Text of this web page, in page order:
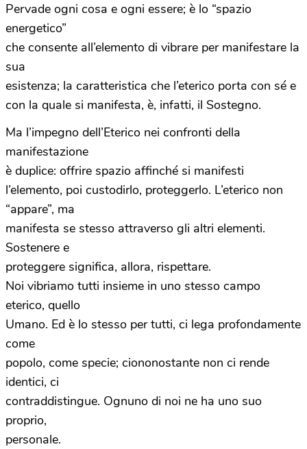
Pervade ogni cosa e ogni essere; è lo “spazio
energetico”
che consente all’elemento di vibrare per manifestare la
sua
esistenza; la caratteristica che l’eterico porta con sé e
con la quale si manifesta, è, infatti, il Sostegno.
Ma l’impegno dell’Eterico nei confronti della
manifestazione
è duplice: offrire spazio affinché si manifesti
l’elemento, poi custodirlo, proteggerlo. L’eterico non
“appare”, ma
manifesta se stesso attraverso gli altri elementi.
Sostenere e
proteggere significa, allora, rispettare.
Noi vibriamo tutti insieme in uno stesso campo
eterico, quello
Umano. Ed è lo stesso per tutti, ci lega profondamente
come
popolo, come specie; ciononostante non ci rende
identici, ci
contraddistingue. Ognuno di noi ne ha uno suo
proprio,
personale.